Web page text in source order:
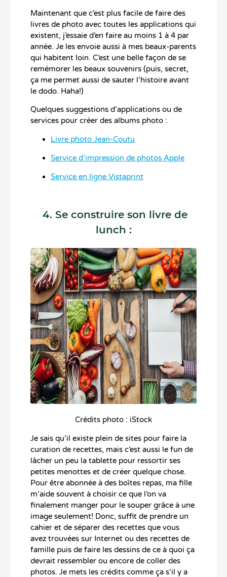
Maintenant que c’est plus facile de faire des
livres de photo avec toutes les applications qui
existent, j’essaie d’en faire au moins 1 à 4 par
année. Je les envoie aussi à mes beaux-parents
qui habitent loin. C’est une belle façon de se
remémorer les beaux souvenirs (puis, secret,
ça me permet aussi de sauter l’histoire avant
le dodo. Haha!)
Quelques suggestions d’applications ou de
services pour créer des albums photo :
Livre photo Jean-Coutu
Service d’impression de photos Apple
Service en ligne Vistaprint
4. Se construire son livre de
lunch :
Crédits photo : iStock
Je sais qu’il existe plein de sites pour faire la
curation de recettes, mais c’est aussi le fun de
lâcher un peu la tablette pour ressortir ses
petites menottes et de créer quelque chose.
Pour être abonnée à des boîtes repas, ma fille
m’aide souvent à choisir ce que l’on va
finalement manger pour le souper grâce à une
image seulement! Donc, suffit de prendre un
cahier et de séparer des recettes que vous
avez trouvées sur Internet ou des recettes de
famille puis de faire les dessins de ce à quoi ça
devrait ressembler ou encore de coller des
photos. Je mets les crédits comme ça s’il y a